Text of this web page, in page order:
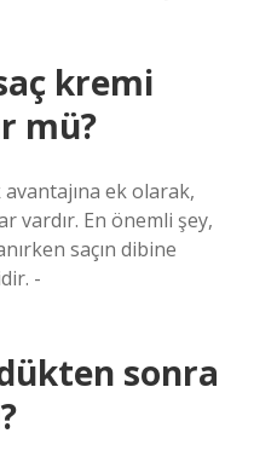
kremi
mü?
avantajına ek olarak,
vardır. En önemli şey,
saçın dibine
-
sonra